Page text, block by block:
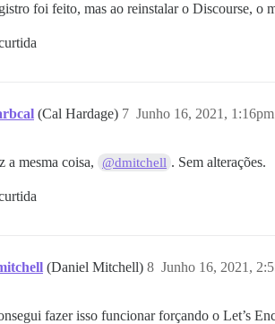
foi feito, mas ao reinstalar o Discourse, o
(Cal Hardage) Junho 16, 2021, 1:16pm
7
a mesma coisa, @dmitchell . Sem alterações.
(Daniel Mitchell) Junho 16, 2021,
8
fazer isso funcionar forçando o Let’s